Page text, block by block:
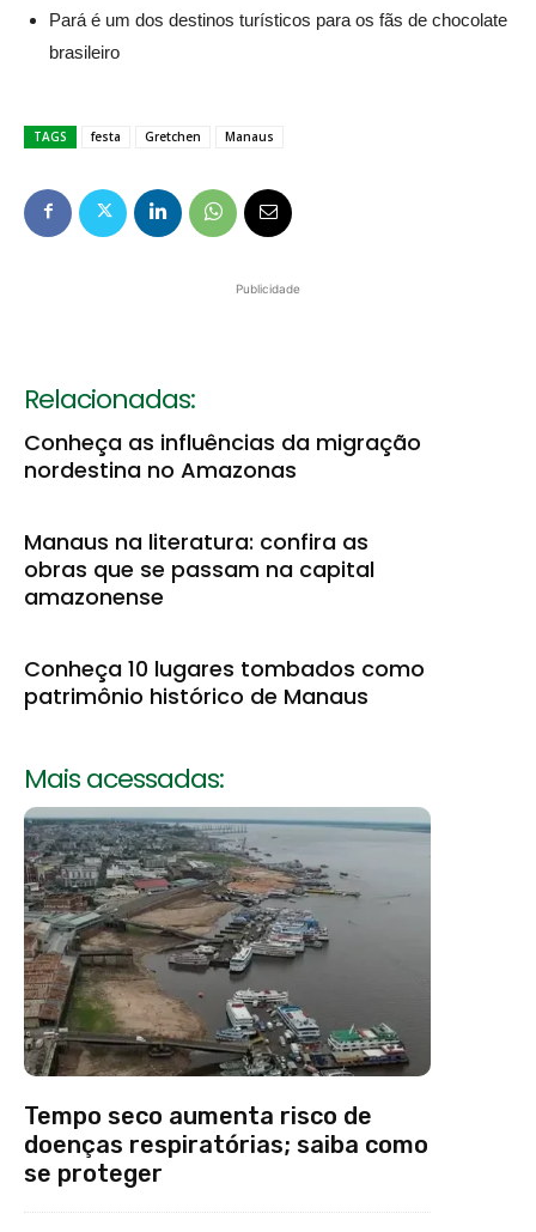
Pará é um dos destinos turísticos para os fãs de chocolate
brasileiro
TAGS festa Gretchen Manaus
Publicidade
Relacionadas:
Conheça as influências da migração
nordestina no Amazonas
Manaus na literatura: confira as
obras que se passam na capital
amazonense
Conheça 10 lugares tombados como
patrimônio histórico de Manaus
Mais acessadas:
Tempo seco aumenta risco de
doenças respiratórias; saiba como
se proteger